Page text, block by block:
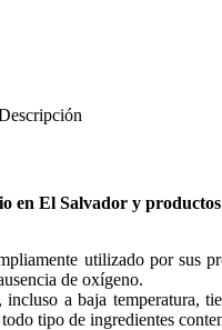
en El Salvador y
utilizado por sus
de oxígeno.
a baja temperatura,
tipo de ingredientes